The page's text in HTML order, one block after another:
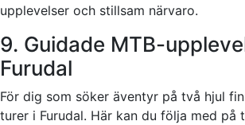
upplevelser och stillsam närvaro.
9. Guidade MTB-
Furudal
För dig som söker äventyr på två hjul
turer i Furudal. Här kan du följa med på